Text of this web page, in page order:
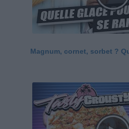
Magnum, cornet, sorbet ?